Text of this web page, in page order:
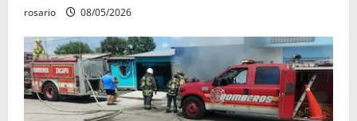
rosario 08/05/2026